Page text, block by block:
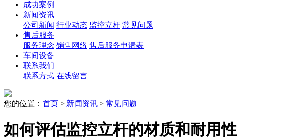
成功案例
新闻资讯
公司新闻 行业动态 监控立杆 常见问题
售后服务
服务理念 销售网络 售后服务申请表
车间设备
联系我们
联系方式 在线留言
您的位置： 首页 > 新闻资讯 > 常见问题
如何评估监控立杆的材质和耐用性